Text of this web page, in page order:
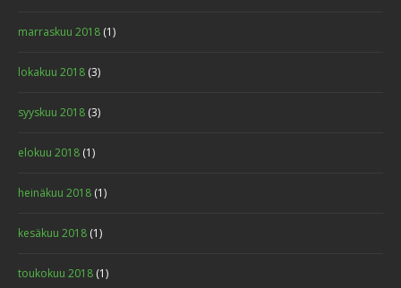
marraskuu 2018 (1)
lokakuu 2018 (3)
syyskuu 2018 (3)
elokuu 2018 (1)
heinäkuu 2018 (1)
kesäkuu 2018 (1)
toukokuu 2018 (1)